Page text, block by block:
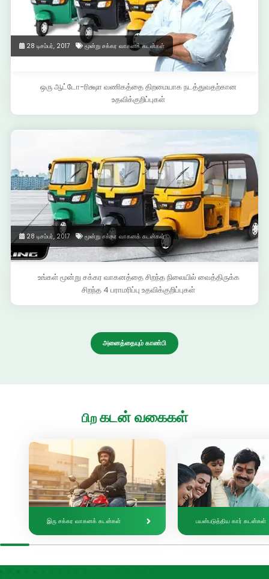
28 டிசம்பர், 2017 மூன்று சக்கர வாகனக் கடன்கள்
ஒரு ஆட்டோ-ரிக்ஷா வணிகத்தை திறமையாக நடத்துவதற்கான
உதவிக்குறிப்புகள்
28 டிசம்பர், 2017 மூன்று சக்கர வாகனக் கடன்கள்
உங்கள் மூன்று சக்கர வாகனத்தை சிறந்த நிலையில் வைத்திருக்க
சிறந்த 4 பராமரிப்பு உதவிக்குறிப்புகள்
அனைத்தையும் காண்பி
பிற கடன் வகைகள்
இரு சக்கர வாகனக் கடன்கள் பயன்படுத்திய கார் கடன்கள்